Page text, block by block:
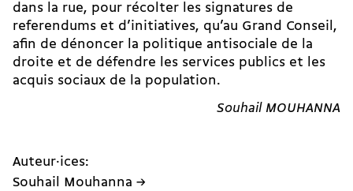
dans la rue, pour récolter les signatures de
referendums et d’initiatives, qu’au Grand Conseil,
afin de dénoncer la politique antisociale de la
droite et de défendre les services publics et les
acquis sociaux de la population.
Souhail MOUHANNA
Auteur·ices:
Souhail Mouhanna →